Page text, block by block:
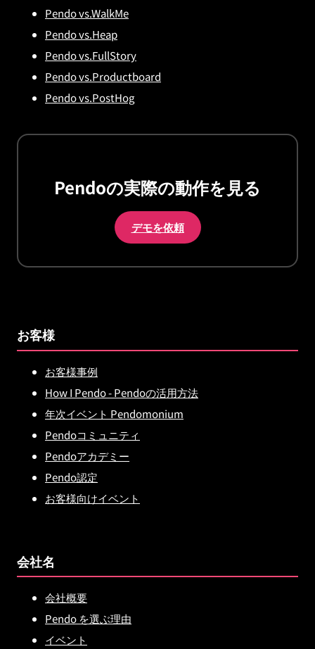
Pendo vs.WalkMe
Pendo vs.Heap
Pendo vs.FullStory
Pendo vs.Productboard
Pendo vs.PostHog
Pendoの実際の動作を見る
デモを依頼
お客様
お客様事例
How I Pendo - Pendoの活用方法
年次イベント Pendomonium
Pendoコミュニティ
Pendoアカデミー
Pendo認定
お客様向けイベント
会社名
会社概要
Pendo を選ぶ理由
イベント